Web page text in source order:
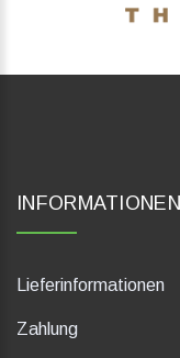
INFORMATIONEN
Lieferinformationen
Zahlung